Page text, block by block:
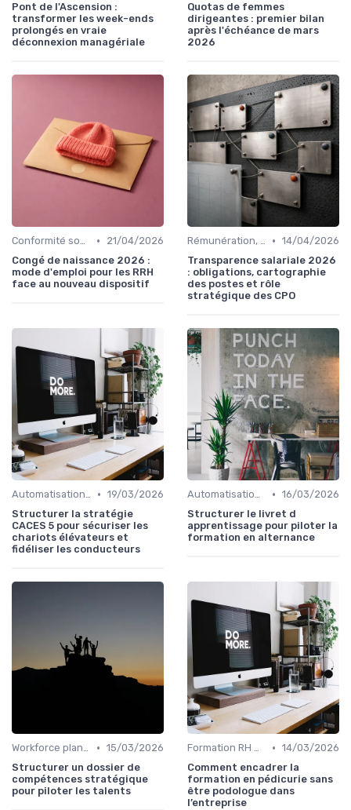
Pont de l'Ascension :
transformer les week-ends
prolongés en vraie
déconnexion managériale
Quotas de femmes
dirigeantes : premier bilan
après l'échéance de mars
2026
Conformité sociale & droit du travail •
21/04/2026
Congé de naissance 2026 :
mode d'emploi pour les RRH
face au nouveau dispositif
Rémunération, politiques salariales & benefits • 14/04/2026
Transparence salariale 2026
: obligations, cartographie
des postes et rôle
stratégique des CPO
Automatisation des processus RH • 19/03/2026
Structurer la stratégie
CACES 5 pour sécuriser les
chariots élévateurs et
fidéliser les conducteurs
Automatisation des processus RH • 16/03/2026
Structurer le livret d
apprentissage pour piloter la
formation en alternance
Workforce planning & GPEC • 15/03/2026
Structurer un dossier de
compétences stratégique
pour piloter les talents
Formation RH & upskilling • 14/03/2026
Comment encadrer la
formation en pédicurie sans
être podologue dans
l’entreprise